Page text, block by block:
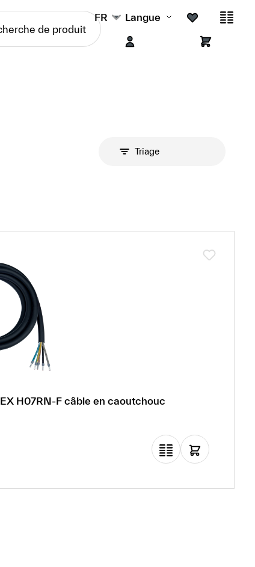
FR Langue
Triage
H07RN-F câble en caoutchouc